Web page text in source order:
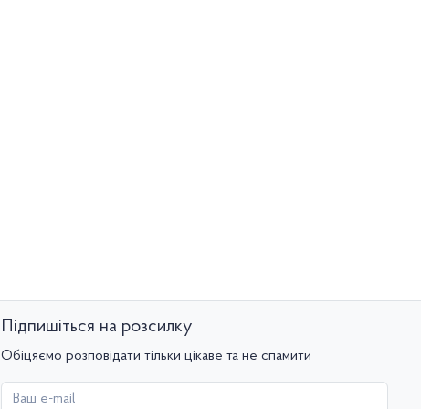
Підпишіться на розсилку
Обіцяємо розповідати тільки цікаве та не спамити